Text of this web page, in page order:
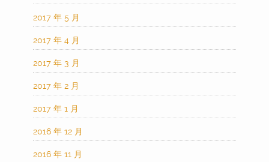
2017 年 5 月
2017 年 4 月
2017 年 3 月
2017 年 2 月
2017 年 1 月
2016 年 12 月
2016 年 11 月